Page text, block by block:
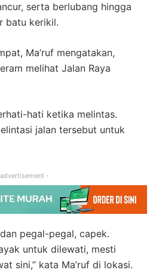
serta berlubang hingga
batu kerikil.
Ma’ruf mengatakan,
melihat Jalan Raya
hati ketika melintas.
jalan tersebut untuk
-
pegal-pegal, capek.
untuk dilewati, mesti
sini,” kata Ma’ruf di lokasi.